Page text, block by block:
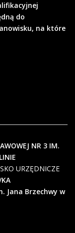
do
na które
NR 3 IM.
URZĘDNICZE
Jana Brzechwy w